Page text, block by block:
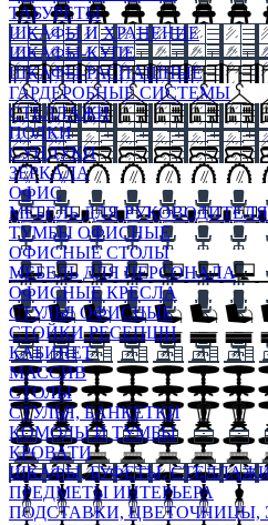
ТАБУРЕТЫ
ШКАФЫ И ХРАНЕНИЕ
ШКАФЫ-КУПЕ
ШКАФЫ-РАСПАШНЫЕ
ГАРДЕРОБНЫЕ СИСТЕМЫ
СТЕЛЛАЖИ
ПОЛКИ
СУНДУКИ
ЗЕРКАЛА
ОФИС
МЕБЕЛЬ ДЛЯ РУКОВОДИТЕЛЯ
ТУМБЫ ОФИСНЫЕ
ОФИСНЫЕ СТОЛЫ
МЕБЕЛЬ ДЛЯ ПЕРСОНАЛА
ОФИСНЫЕ КРЕСЛА
СТУЛЬЯ ОФИСНЫЕ
СТОЙКИ РЕСЕПШН
КАБИНЕТ
МАССИВ
СТОЛЫ
СТУЛЬЯ, БАНКЕТКИ
КОМОДЫ И ТУМБЫ
КРОВАТИ
ШКАФЫ, БУФЕТЫ,
ПРЕДМЕТЫ ИНТЕРЬЕРА
ПОДСТАВКИ, ЦВЕТОЧНИЦЫ,